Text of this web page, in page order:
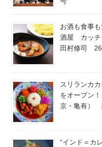
お酒も食事
酒屋 カッチ
田村修司
スリランカ
をオープン
京・亀有）
“インド＝カ